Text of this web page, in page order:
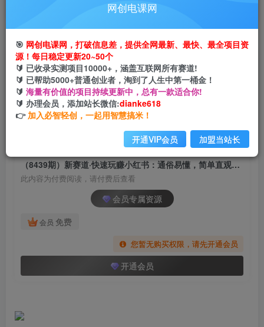
搭建同款网站，自己当老板
（8439期）新赛道·快速玩赚小红书：通俗易懂，
简单直观，涨粉变现（35节课）
网创电课网
2年前发布
1003 119
（8439期）新赛道·快速玩赚小红书：通俗易懂，简单直观，涨粉变现（35节课）
此内容为付费阅读，请付费后查看
会员专属资源
会员 免费
您暂无购买权限，请先开通会员
开通会员
网创电课网
🎯 网创电课网，打破信息差，提供全网最新、最快、最全项目资
源！每日稳定更新20~50个
🔰 已收录实测项目10000+，涵盖互联网所有赛道!
🔰 已帮助5000+普通创业者，淘到了人生中第一桶金！
🔰 海量有价值的项目持续更新中，总有一款适合你!
🔰 办理会员，添加站长微信:dianke618
👉 加入必智轻创，一起用智慧搞米！
开通VIP会员 加盟当站长